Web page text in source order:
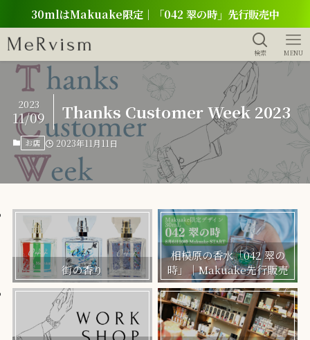
30mlはMakuake限定｜「042 翠の時」先行販売中
検索 MENU
Thanks Customer Week 2023
2023
11/09
お店 2023年11月11日
街の香り
相模原の香水「042 翠の
時」｜Makuake先行販売